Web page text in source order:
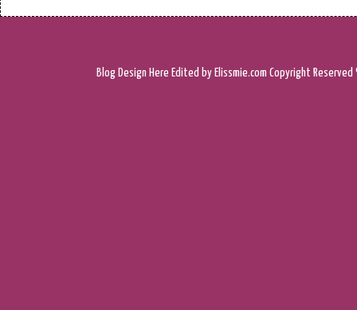
Blog Design Here Edited by Elissmie.com Copyright Reserved